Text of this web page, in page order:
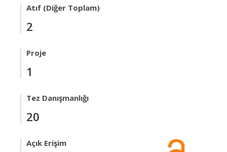
Atıf (Diğer Toplam)
2
Proje
1
Tez Danışmanlığı
20
Açık Erişim